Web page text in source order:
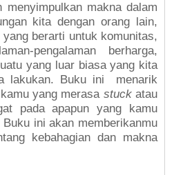
menyimpulkan makna dalam
kita dengan orang lain,
berarti untuk komunitas,
pengalaman berharga,
yang luar biasa yang kita
lakukan. Buku ini menarik
yang merasa stuckatau
pada apapun yang kamu
ini akan memberikanmu
kebahagian dan makna